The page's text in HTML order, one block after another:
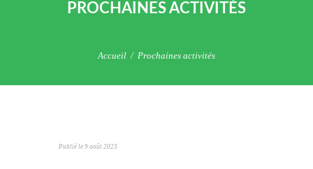
PROCHAINES ACTIVITÉS
Accueil Prochaines activités
Publié le 9 août 2023